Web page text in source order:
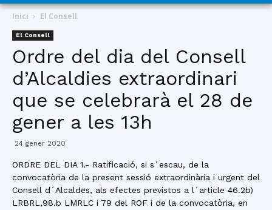
Comarcal
del
Maresme
Inici El Consell
El Consell
Ordre del dia del Consell
d’Alcaldies extraordinari
que se celebrarà el 28 de
gener a les 13h
24 gener 2020
ORDRE DEL DIA 1.- Ratificació, si s´escau, de la
convocatòria de la present sessió extraordinària i urgent del
Consell d´Alcaldes, als efectes previstos a l´article 46.2b)
LRBRL,98.b LMRLC i 79 del ROF i de la convocatòria, en